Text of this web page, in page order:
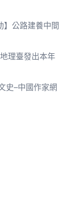
】公路建養中間
理臺發出本年
史–中國作家網